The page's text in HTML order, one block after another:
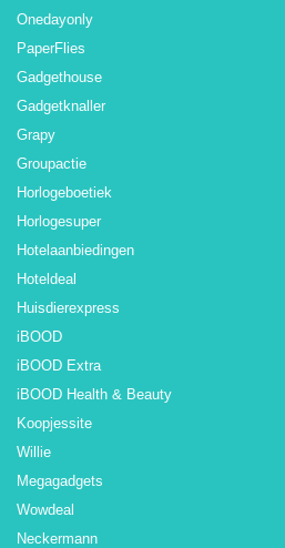
Onedayonly
PaperFlies
Gadgethouse
Gadgetknaller
Grapy
Groupactie
Horlogeboetiek
Horlogesuper
Hotelaanbiedingen
Hoteldeal
Huisdierexpress
iBOOD
iBOOD Extra
iBOOD Health & Beauty
Koopjessite
Willie
Megagadgets
Wowdeal
Neckermann